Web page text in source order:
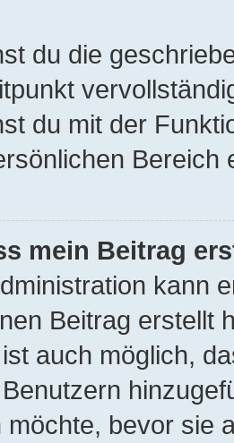
du die
du mit der
Bereich
mein Beitrag
kann
Beitrag erstellt
auch möglich,
möchte, bevor sie